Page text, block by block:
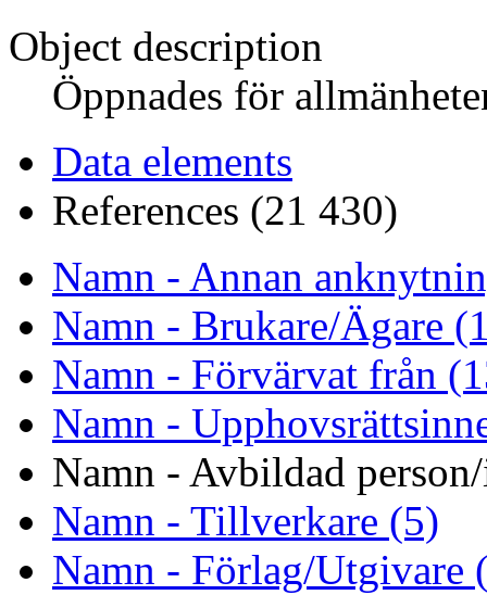
Object description
Öppnades för
Data elements
References (21 430)
Namn - Annan
Namn - Brukare/Ägare
Namn - Förvärvat från
Namn -
Namn - Avbildad
Namn - Tillverkare (5)
Namn - Förlag/Utgivare